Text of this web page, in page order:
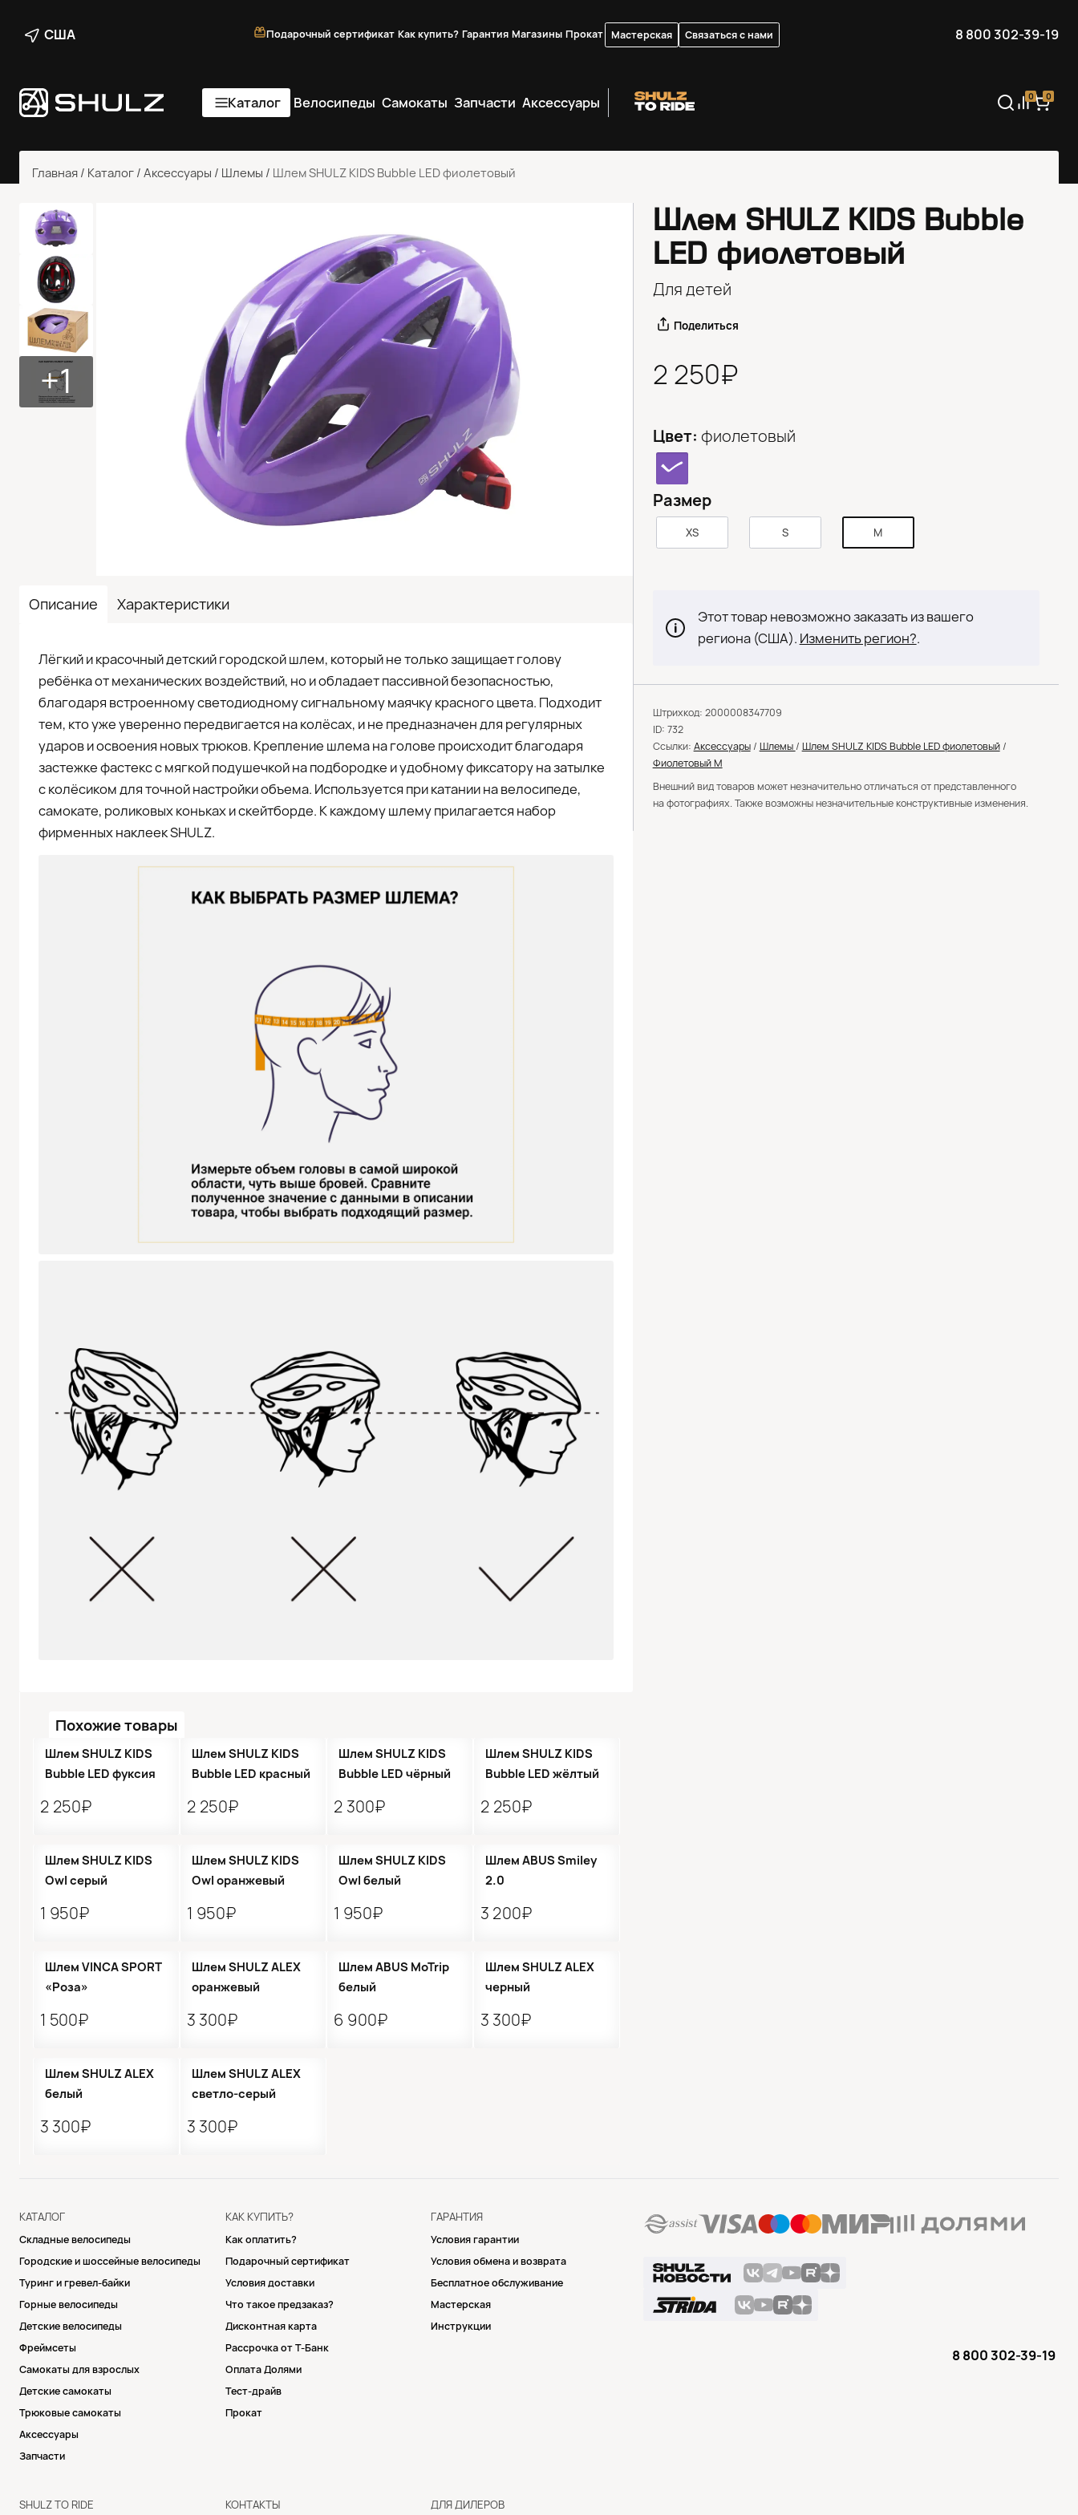
США Подарочный сертификат Как купить? Гарантия Магазины Прокат Мастерская Связаться с нами 8 800 302-39-19
Каталог Велосипеды Самокаты Запчасти Аксессуары 0 0
Главная / Каталог / Аксессуары / Шлемы / Шлем SHULZ KIDS Bubble LED фиолетовый
+1
Описание Характеристики
Лёгкий и красочный детский городской шлем, который не только защищает голову
ребёнка от механических воздействий, но и обладает пассивной безопасностью,
благодаря встроенному светодиодному сигнальному маячку красного цвета. Подходит
тем, кто уже уверенно передвигается на колёсах, и не предназначен для регулярных
ударов и освоения новых трюков. Крепление шлема на голове происходит благодаря
застежке фастекс с мягкой подушечкой на подбородке и удобному фиксатору на затылке
с колёсиком для точной настройки объема. Используется при катании на велосипеде,
самокате, роликовых коньках и скейтборде. К каждому шлему прилагается набор
фирменных наклеек SHULZ.
Похожие товары
Кол-во ограничено
Шлем SHULZ KIDS
Bubble LED фуксия
2 250₽
Шлем SHULZ KIDS
Bubble LED красный
2 250₽
Шлем SHULZ KIDS
Bubble LED чёрный
2 300₽
Шлем SHULZ KIDS
Bubble LED жёлтый
2 250₽
Шлем SHULZ KIDS
Owl серый
1 950₽
Шлем SHULZ KIDS
Owl оранжевый
1 950₽
Шлем SHULZ KIDS
Owl белый
1 950₽
Шлем ABUS Smiley
2.0
3 200₽
Шлем VINCA SPORT
«Роза»
1 500₽
Шлем SHULZ ALEX
оранжевый
3 300₽
Шлем ABUS MoTrip
белый
6 900₽
Шлем SHULZ ALEX
черный
3 300₽
Шлем SHULZ ALEX
белый
3 300₽
Шлем SHULZ ALEX
светло-серый
3 300₽
Шлем SHULZ KIDS Bubble
LED фиолетовый
Для детей
Поделиться
2 250₽
Цвет: фиолетовый
Размер
XS S M
Этот товар невозможно заказать из вашего
региона (США). Изменить регион?.
Штрихкод: 2000008347709
ID: 732
Ссылки: Аксессуары/ Шлемы / Шлем SHULZ KIDS Bubble LED фиолетовый/
Фиолетовый M
Внешний вид товаров может незначительно отличаться от представленного
на фотографиях. Также возможны незначительные конструктивные изменения.
КАТАЛОГ
Складные велосипеды
Городские и шоссейные велосипеды
Туринг и гревел-байки
Горные велосипеды
Детские велосипеды
Фреймсеты
Самокаты для взрослых
Детские самокаты
Трюковые самокаты
Аксессуары
Запчасти
КАК КУПИТЬ?
Как оплатить?
Подарочный сертификат
Условия доставки
Что такое предзаказ?
Дисконтная карта
Рассрочка от Т-Банк
Оплата Долями
Тест-драйв
Прокат
ГАРАНТИЯ
Условия гарантии
Условия обмена и возврата
Бесплатное обслуживание
Мастерская
Инструкции
SHULZ TO RIDE КОНТАКТЫ ДЛЯ ДИЛЕРОВ
8 800 302-39-19